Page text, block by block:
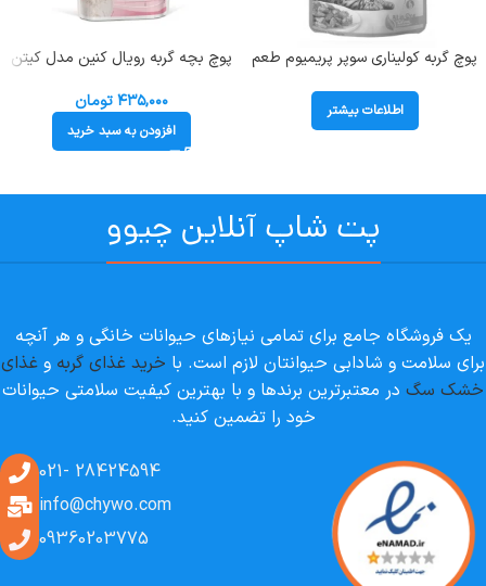
پوچ گربه کولیناری سوپر پریمیوم طعم
85 گرم
اطلاعات بیشتر
پوچ بچه گربه رویال کنین مدل کیتن
Kitten
۴۳۵,۰۰۰تومان
افزودن به سبد خرید
پت شاپ آنلاین چیوو
یک فروشگاه جامع برای تمامی نیازهای حیوانات خانگی و هر آنچه
برای سلامت و شادابی حیوانتان لازم است. با خرید غذای گربه و غذای
خشک سگ در معتبرترین برندها و با بهترین کیفیت سلامتی حیوانات
خود را تضمین کنید.
28424594 -021
info@chywo.com
09360203775